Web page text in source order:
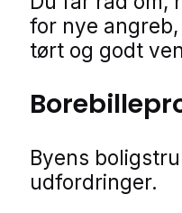
for nye
tørt og godt
Byens
udfordringer.